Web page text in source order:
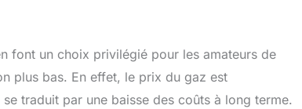
font un choix privilégié pour les amateurs de
plus bas. En effet, le prix du gaz est
traduit par une baisse des coûts à long terme.